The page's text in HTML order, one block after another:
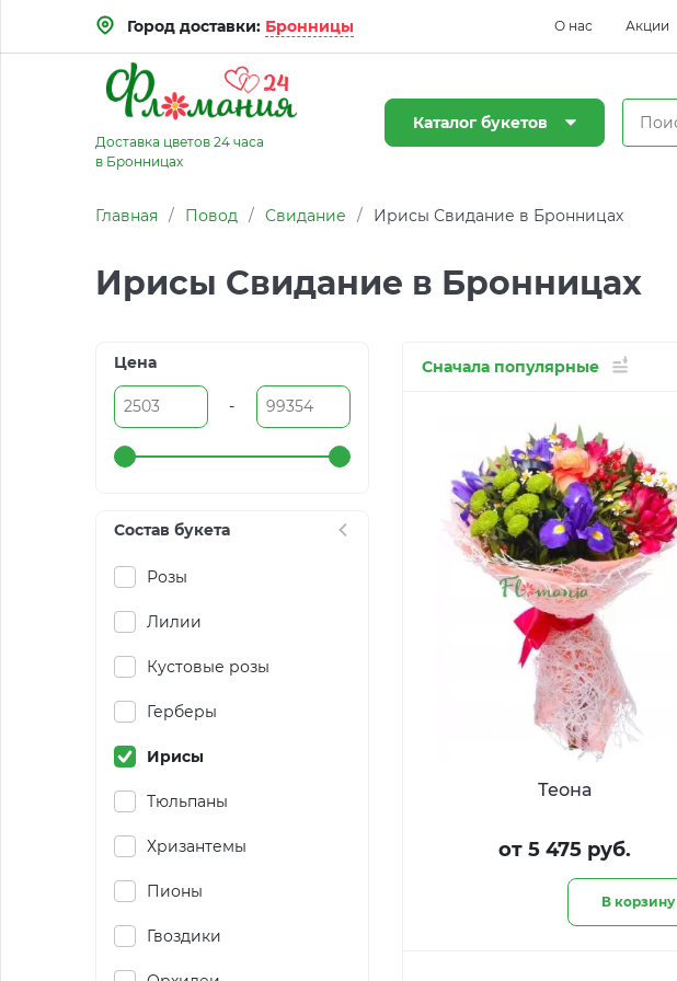
Город доставки: Бронницы О нас Акции
Доставка цветов 24 часа
в Бронницах
Каталог букетов
Главная / Повод / Свидание / Ирисы Свидание в Бронницах
Ирисы Свидание в Бронницах
Цена
-
Состав букета
Розы
Лилии
Кустовые розы
Герберы
Ирисы
Тюльпаны
Хризантемы
Пионы
Гвоздики
Сначала популярные
Теона
от 5 475 руб.
В корзину